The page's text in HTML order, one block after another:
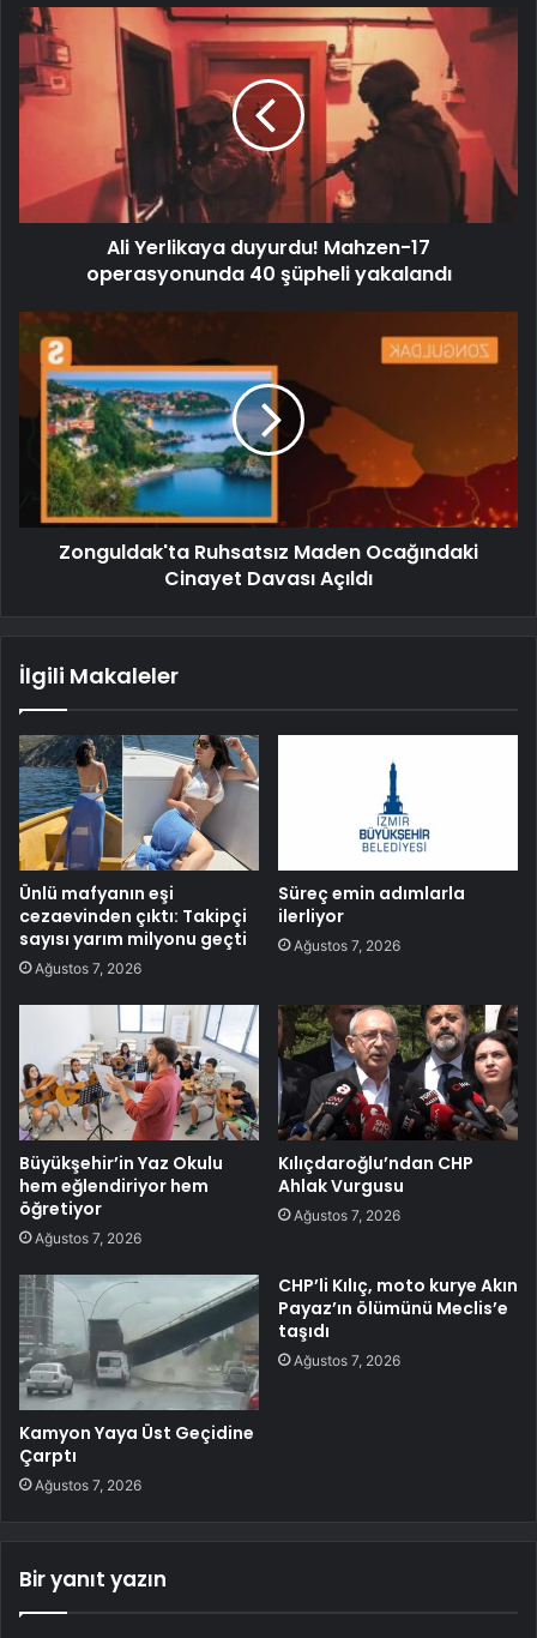
Ali Yerlikaya duyurdu! Mahzen-17
operasyonunda 40 şüpheli yakalandı
Zonguldak'ta Ruhsatsız Maden Ocağındaki
Cinayet Davası Açıldı
İlgili Makaleler
Ünlü mafyanın eşi
cezaevinden çıktı: Takipçi
sayısı yarım milyonu geçti
Ağustos 7, 2026
Süreç emin adımlarla
ilerliyor
Ağustos 7, 2026
Büyükşehir’in Yaz Okulu
hem eğlendiriyor hem
öğretiyor
Ağustos 7, 2026
Kılıçdaroğlu’ndan CHP
Ahlak Vurgusu
Ağustos 7, 2026
Kamyon Yaya Üst Geçidine
Çarptı
Ağustos 7, 2026
CHP’li Kılıç, moto kurye Akın
Payaz’ın ölümünü Meclis’e
taşıdı
Ağustos 7, 2026
Bir yanıt yazın